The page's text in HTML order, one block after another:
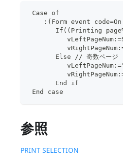
Case of
:(Form event code=On
If((Printing page%
vRightPageNum:="" //
Else // 奇数ページ
vLeftPageNum:="" //
End if
End case
参照
PRINT SELECTION